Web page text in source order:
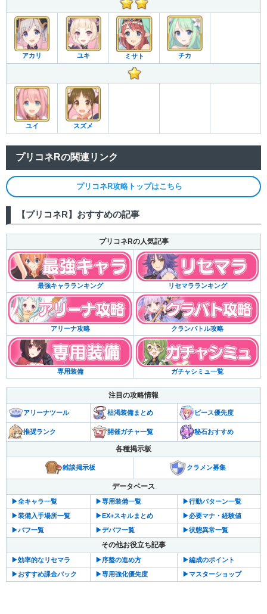
アカリ ユキ ミサト チカ
ユイ スズメ
プリコネRの関連リンク
プリコネR攻略トップはこちら
【プリコネR】おすすめの記事
プリコネRの人気記事
最強キャラランキング リセマラランキング
アリーナ攻略 クランバトル攻略
専用装備 ガチャシミュ一覧
注目の攻略情報
アリーナツール 枯渇装備まとめ ピース優先度
推奨ランク 開催ガチャ一覧 秘石おすすめ
各種掲示板
雑談掲示板 クラメン募集
データベース
▶︎全キャラ一覧 ▶︎専用装備一覧
▶︎行動パターン一覧
▶︎装備入手場所一覧
▶︎EX+スキルまとめ
▶︎必要マナ・経験値
▶︎バフ一覧
▶︎デバフ一覧 ▶︎状態異常一覧
その他お役立ち記事
▶︎効率的なリセマラ ▶︎序盤の進め方
▶︎編成のポイント
▶︎おすすめ課金パック
▶︎専用強化優先度 ▶︎マスターショップ